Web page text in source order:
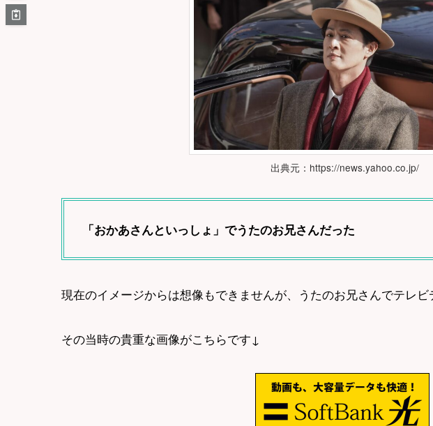
出典元：https://news.yahoo.co.jp/
「おかあさんといっしょ」でうたのお兄さんだった
現在のイメージからは想像もできませんが、うたのお兄さんでテレビ
その当時の貴重な画像がこちらです↓